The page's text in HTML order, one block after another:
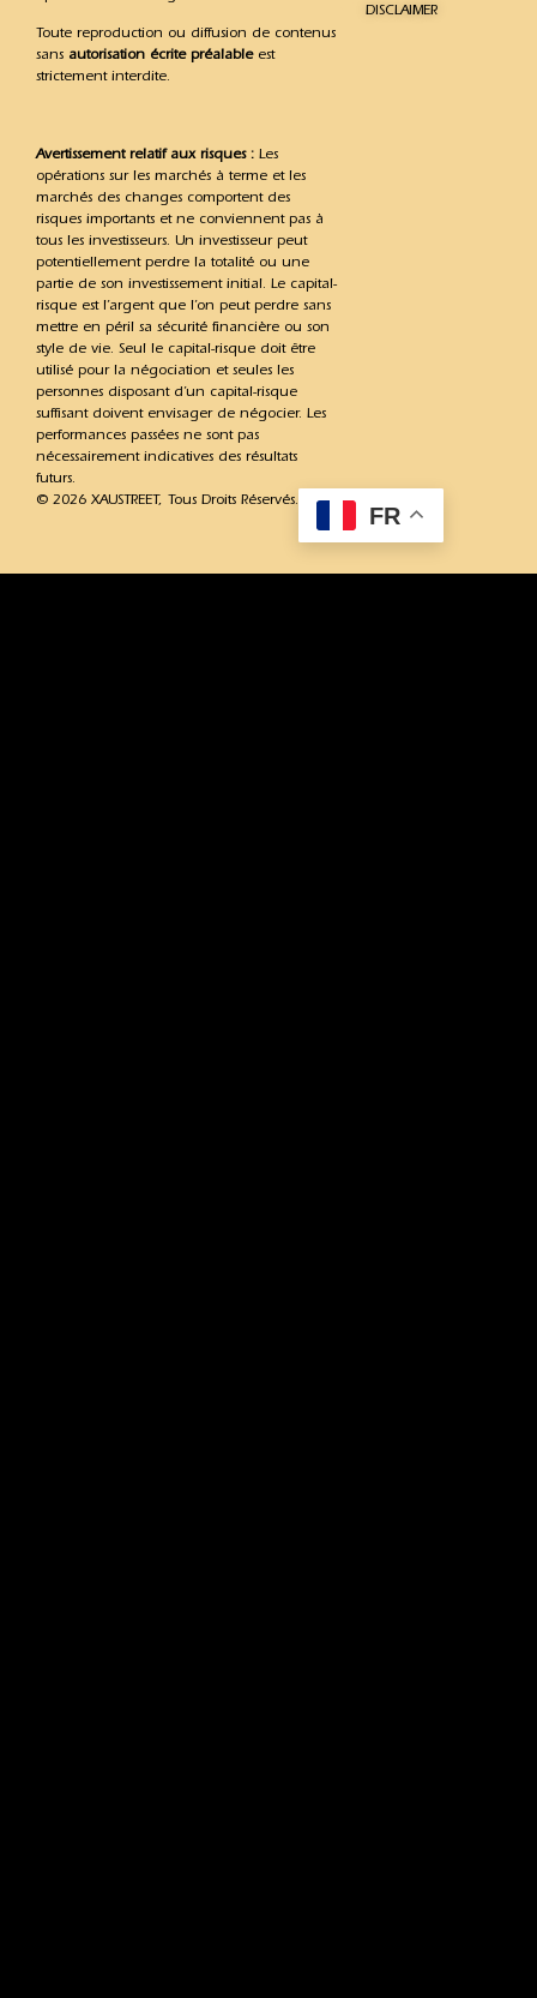
Toute reproduction ou diffusion de contenus
sans autorisation écrite préalableest
strictement interdite.
Avertissement relatif aux risques : Les
opérations sur les marchés à terme et les
marchés des changes comportent des
risques importants et ne conviennent pas à
tous les investisseurs. Un investisseur peut
potentiellement perdre la totalité ou une
partie de son investissement initial. Le capital-
risque est l’argent que l’on peut perdre sans
mettre en péril sa sécurité financière ou son
style de vie. Seul le capital-risque doit être
utilisé pour la négociation et seules les
personnes disposant d’un capital-risque
suffisant doivent envisager de négocier. Les
performances passées ne sont pas
nécessairement indicatives des résultats
futurs.
DISCLAIMER
© 2026 XAUSTREET, Tous Droits Réservés.
FR